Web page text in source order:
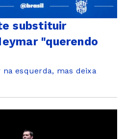
substituir
"querendo
esquerda, mas deixa